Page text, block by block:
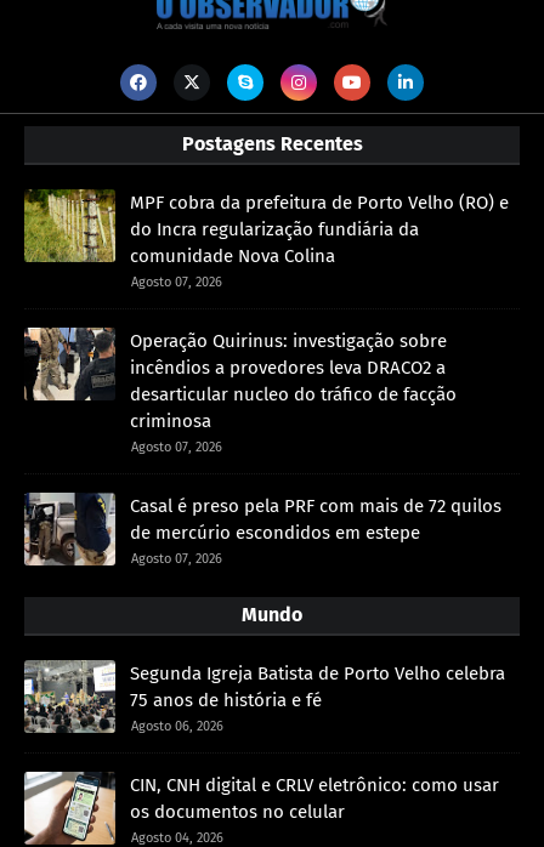
Postagens Recentes
MPF cobra da prefeitura de Porto Velho (RO) e
do Incra regularização fundiária da
comunidade Nova Colina
Agosto 07, 2026
Operação Quirinus: investigação sobre
incêndios a provedores leva DRACO2 a
desarticular nucleo do tráfico de facção
criminosa
Agosto 07, 2026
Casal é preso pela PRF com mais de 72 quilos
de mercúrio escondidos em estepe
Agosto 07, 2026
Mundo
Segunda Igreja Batista de Porto Velho celebra
75 anos de história e fé
Agosto 06, 2026
CIN, CNH digital e CRLV eletrônico: como usar
os documentos no celular
Agosto 04, 2026